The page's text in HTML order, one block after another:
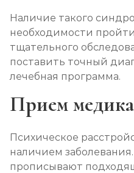
Наличие такого
необходимости
тщательного
поставить точный
лечебная программа.
Прием
Психическое
наличием
прописывают